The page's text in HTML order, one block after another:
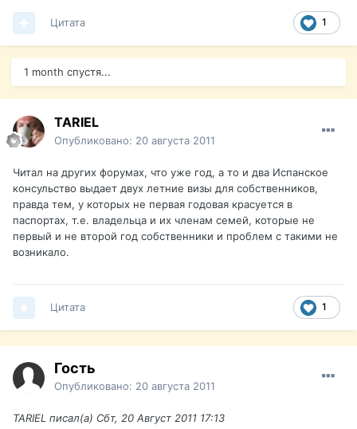
1
Цитата
1 month спустя...
TARIEL
Опубликовано: 20 августа 2011
Читал на других форумах, что уже год, а то и два Испанское
консульство выдает двух летние визы для собственников,
правда тем, у которых не первая годовая красуется в
паспортах, т.е. владельца и их членам семей, которые не
первый и не второй год собственники и проблем с такими не
возникало.
1
Цитата
Гость
Опубликовано: 20 августа 2011
TARIEL писал(а) Сбт, 20 Август 2011 17:13